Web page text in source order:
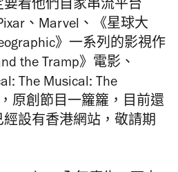
看他們自家串流平台
、Marvel、《星球大
》一系列的影視作
the Tramp》電影、
The Musical: The
原創節目一籮籮，目前還
設有香港網站，敬請期